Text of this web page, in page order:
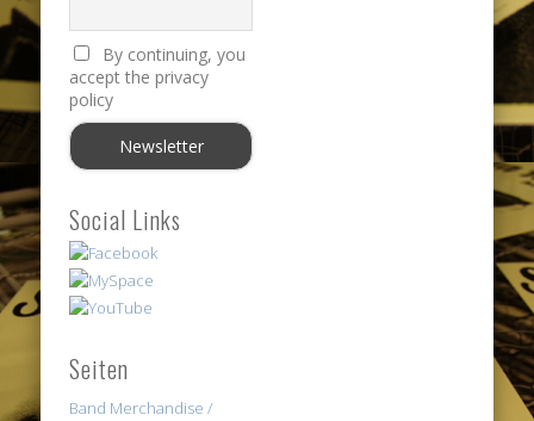
By continuing, you
accept the privacy
policy
Social Links
Seiten
Band Merchandise /